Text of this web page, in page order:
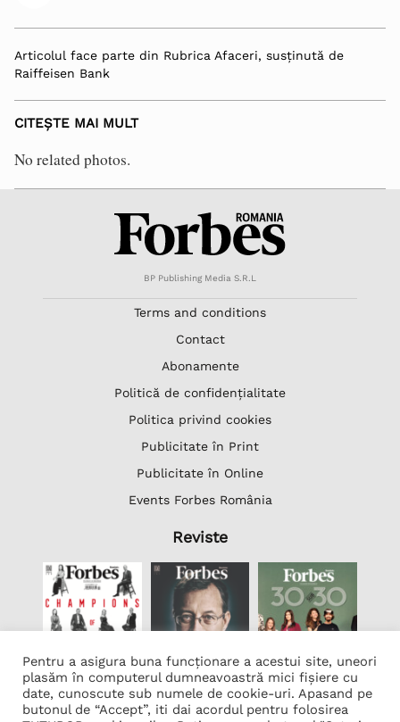
Articolul face parte din Rubrica Afaceri, susținută de
Raiffeisen Bank
CITEȘTE MAI MULT
No related photos.
BP Publishing Media S.R.L
Terms and conditions
Contact
Abonamente
Politică de confidențialitate
Politica privind cookies
Publicitate în Print
Publicitate în Online
Events Forbes România
Reviste
Lista Firme
Pentru a asigura buna funcționare a acestui site, uneori
plasăm în computerul dumneavoastră mici fișiere cu
date, cunoscute sub numele de cookie-uri. Apasand pe
butonul de “Accept”, iti dai acordul pentru folosirea